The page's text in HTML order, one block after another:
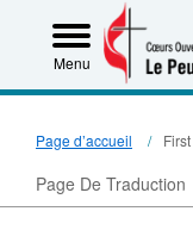
Menu
Page d’accueil
Page De Traduction